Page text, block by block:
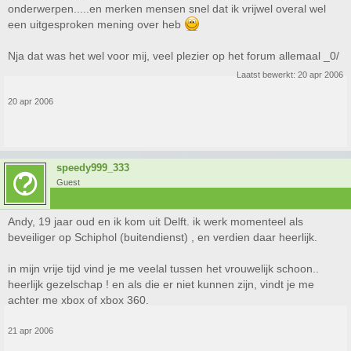
onderwerpen.....en merken mensen snel dat ik vrijwel overal wel
een uitgesproken mening over heb
Nja dat was het wel voor mij, veel plezier op het forum allemaal _0/
Laatst bewerkt: 20 apr 2006
20 apr 2006
speedy999_333
Guest
Andy, 19 jaar oud en ik kom uit Delft. ik werk momenteel als
beveiliger op Schiphol (buitendienst) , en verdien daar heerlijk.
in mijn vrije tijd vind je me veelal tussen het vrouwelijk schoon..
heerlijk gezelschap ! en als die er niet kunnen zijn, vindt je me
achter me xbox of xbox 360.
21 apr 2006